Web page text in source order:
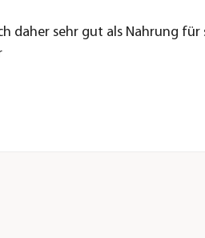
daher sehr gut als Nahrung für